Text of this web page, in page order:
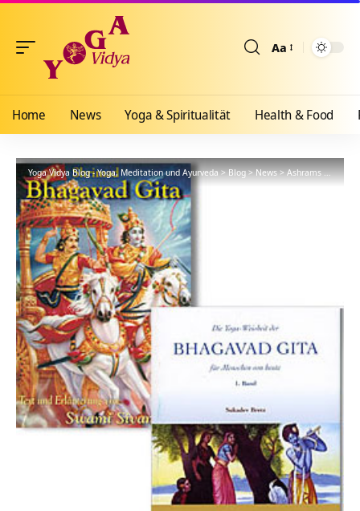
Aa
Home News Yoga & Spiritualität Health & Food
Yoga Vidya Blog - Yoga, Meditation und Ayurveda>Blog>News>Ashrams> Bad